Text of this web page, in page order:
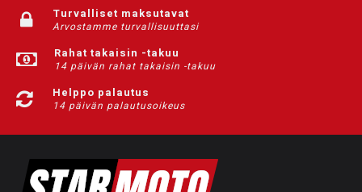
Turvalliset maksutavat
Arvostamme turvallisuuttasi
Rahat takaisin -takuu
14 päivän rahat takaisin -takuu
Helppo palautus
14 päivän palautusoikeus